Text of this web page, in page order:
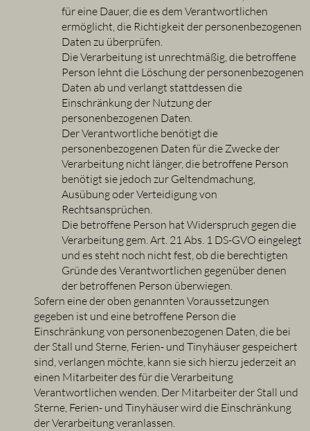
für eine Dauer, die es dem Verantwortlichen
ermöglicht, die Richtigkeit der personenbezogenen
Daten zu überprüfen.
Die Verarbeitung ist unrechtmäßig, die betroffene
Person lehnt die Löschung der personenbezogenen
Daten ab und verlangt stattdessen die
Einschränkung der Nutzung der
personenbezogenen Daten.
Der Verantwortliche benötigt die
personenbezogenen Daten für die Zwecke der
Verarbeitung nicht länger, die betroffene Person
benötigt sie jedoch zur Geltendmachung,
Ausübung oder Verteidigung von
Rechtsansprüchen.
Die betroffene Person hat Widerspruch gegen die
Verarbeitung gem. Art. 21 Abs. 1 DS-GVO eingelegt
und es steht noch nicht fest, ob die berechtigten
Gründe des Verantwortlichen gegenüber denen
der betroffenen Person überwiegen.
Sofern eine der oben genannten Voraussetzungen
gegeben ist und eine betroffene Person die
Einschränkung von personenbezogenen Daten, die bei
der Stall und Sterne, Ferien- und Tinyhäuser gespeichert
sind, verlangen möchte, kann sie sich hierzu jederzeit an
einen Mitarbeiter des für die Verarbeitung
Verantwortlichen wenden. Der Mitarbeiter der Stall und
Sterne, Ferien- und Tinyhäuser wird die Einschränkung
der Verarbeitung veranlassen.